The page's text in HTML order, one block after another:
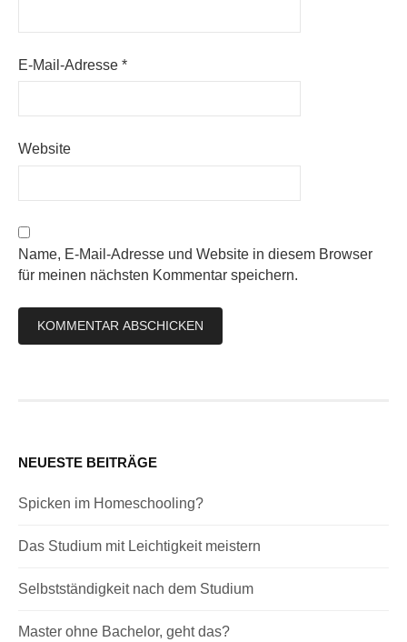
E-Mail-Adresse *
Website
Name, E-Mail-Adresse und Website in diesem Browser
für meinen nächsten Kommentar speichern.
NEUESTE BEITRÄGE
Spicken im Homeschooling?
Das Studium mit Leichtigkeit meistern
Selbstständigkeit nach dem Studium
Master ohne Bachelor, geht das?